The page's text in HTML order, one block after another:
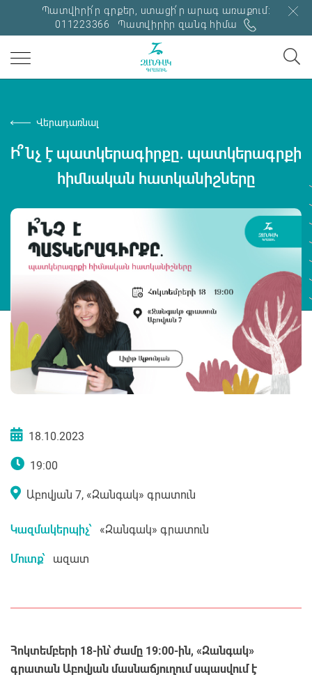
Պատվիրի՛ր գրքեր, ստացի՛ր արագ առաքում:
011223366
Պատվիրիր զանգ հիմա
Վերադառնալ
Ի՞նչ է պատկերագիրքը․ պատկերագրքի
հիմնական հատկանիշները
18.10.2023
19:00
Աբովյան 7, «Զանգակ» գրատուն
Կազմակերպիչ՝ «Զանգակ» գրատուն
Մուտք՝ ազատ
Հոկտեմբերի 18-ին՝ ժամը 19։00-ին, «Զանգակ»
գրատան Աբովյան մասնաճյուղում սպասվում է